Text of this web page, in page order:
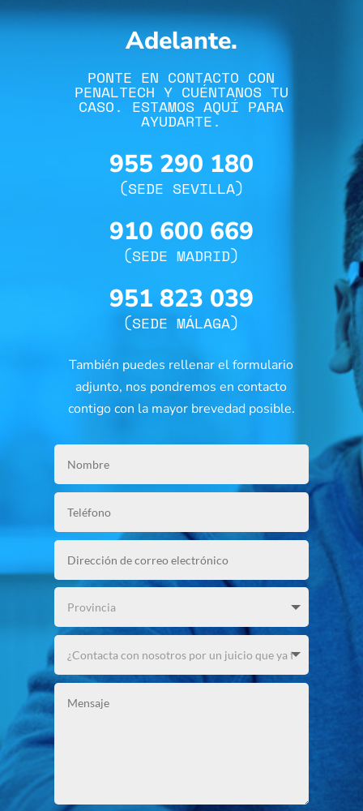
Adelante.
PONTE EN CONTACTO CON
PENALTECH Y CUÉNTANOS TU
CASO. ESTAMOS AQUÍ PARA
AYUDARTE.
955 290 180
(SEDE SEVILLA)
910 600 669
(SEDE MADRID)
951 823 039
(SEDE MÁLAGA)
También puedes rellenar el formulario
adjunto, nos pondremos en contacto
contigo con la mayor brevedad posible.